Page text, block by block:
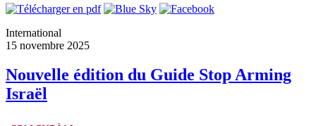
International
15 novembre 2025
Nouvelle édition du Guide Stop Arming
Israël